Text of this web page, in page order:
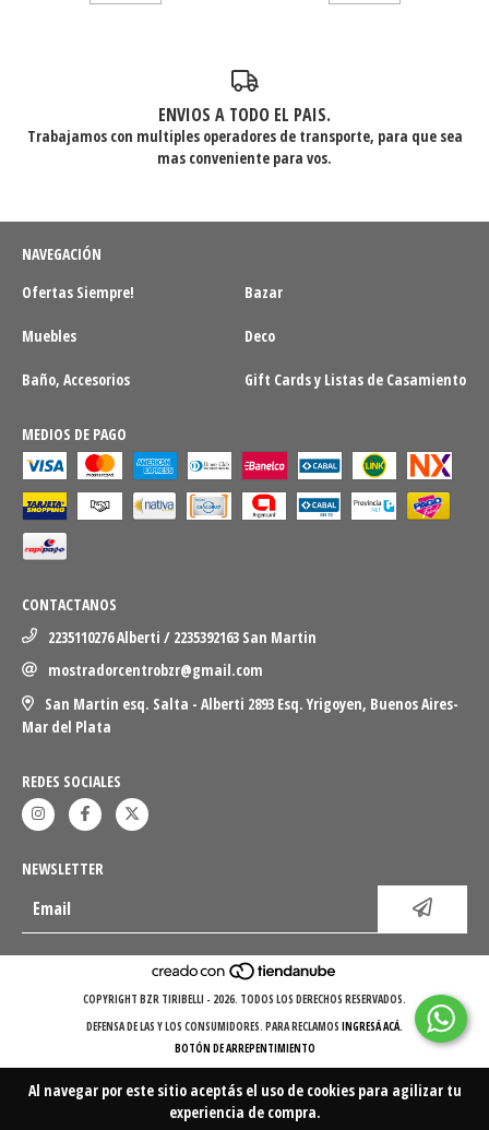
Al navegar por este sitio aceptás el uso de cookiespara agilizar tu
experiencia de compra.
ENVIOS A TODO EL PAIS.
Trabajamos con multiples operadores de transporte, para que sea
mas conveniente para vos.
NAVEGACIÓN
Ofertas Siempre!
Bazar
Muebles Deco
Baño, Accesorios Gift Cards y Listas de Casamiento
MEDIOS DE PAGO
CONTACTANOS
2235110276 Alberti / 2235392163 San Martin
mostradorcentrobzr@gmail.com
San Martin esq. Salta - Alberti 2893 Esq. Yrigoyen, Buenos Aires-
Mar del Plata
REDES SOCIALES
NEWSLETTER
COPYRIGHT BZR TIRIBELLI - 2026. TODOS LOS DERECHOS RESERVADOS.
DEFENSA DE LAS Y LOS CONSUMIDORES. PARA RECLAMOS INGRESÁ ACÁ.
BOTÓN DE ARREPENTIMIENTO